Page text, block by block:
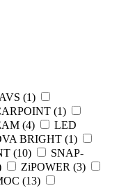
(1)
(1)
(4)
LED
BRIGHT (1)
(10)
SNAP-
ZiPOWER (3)
(13)